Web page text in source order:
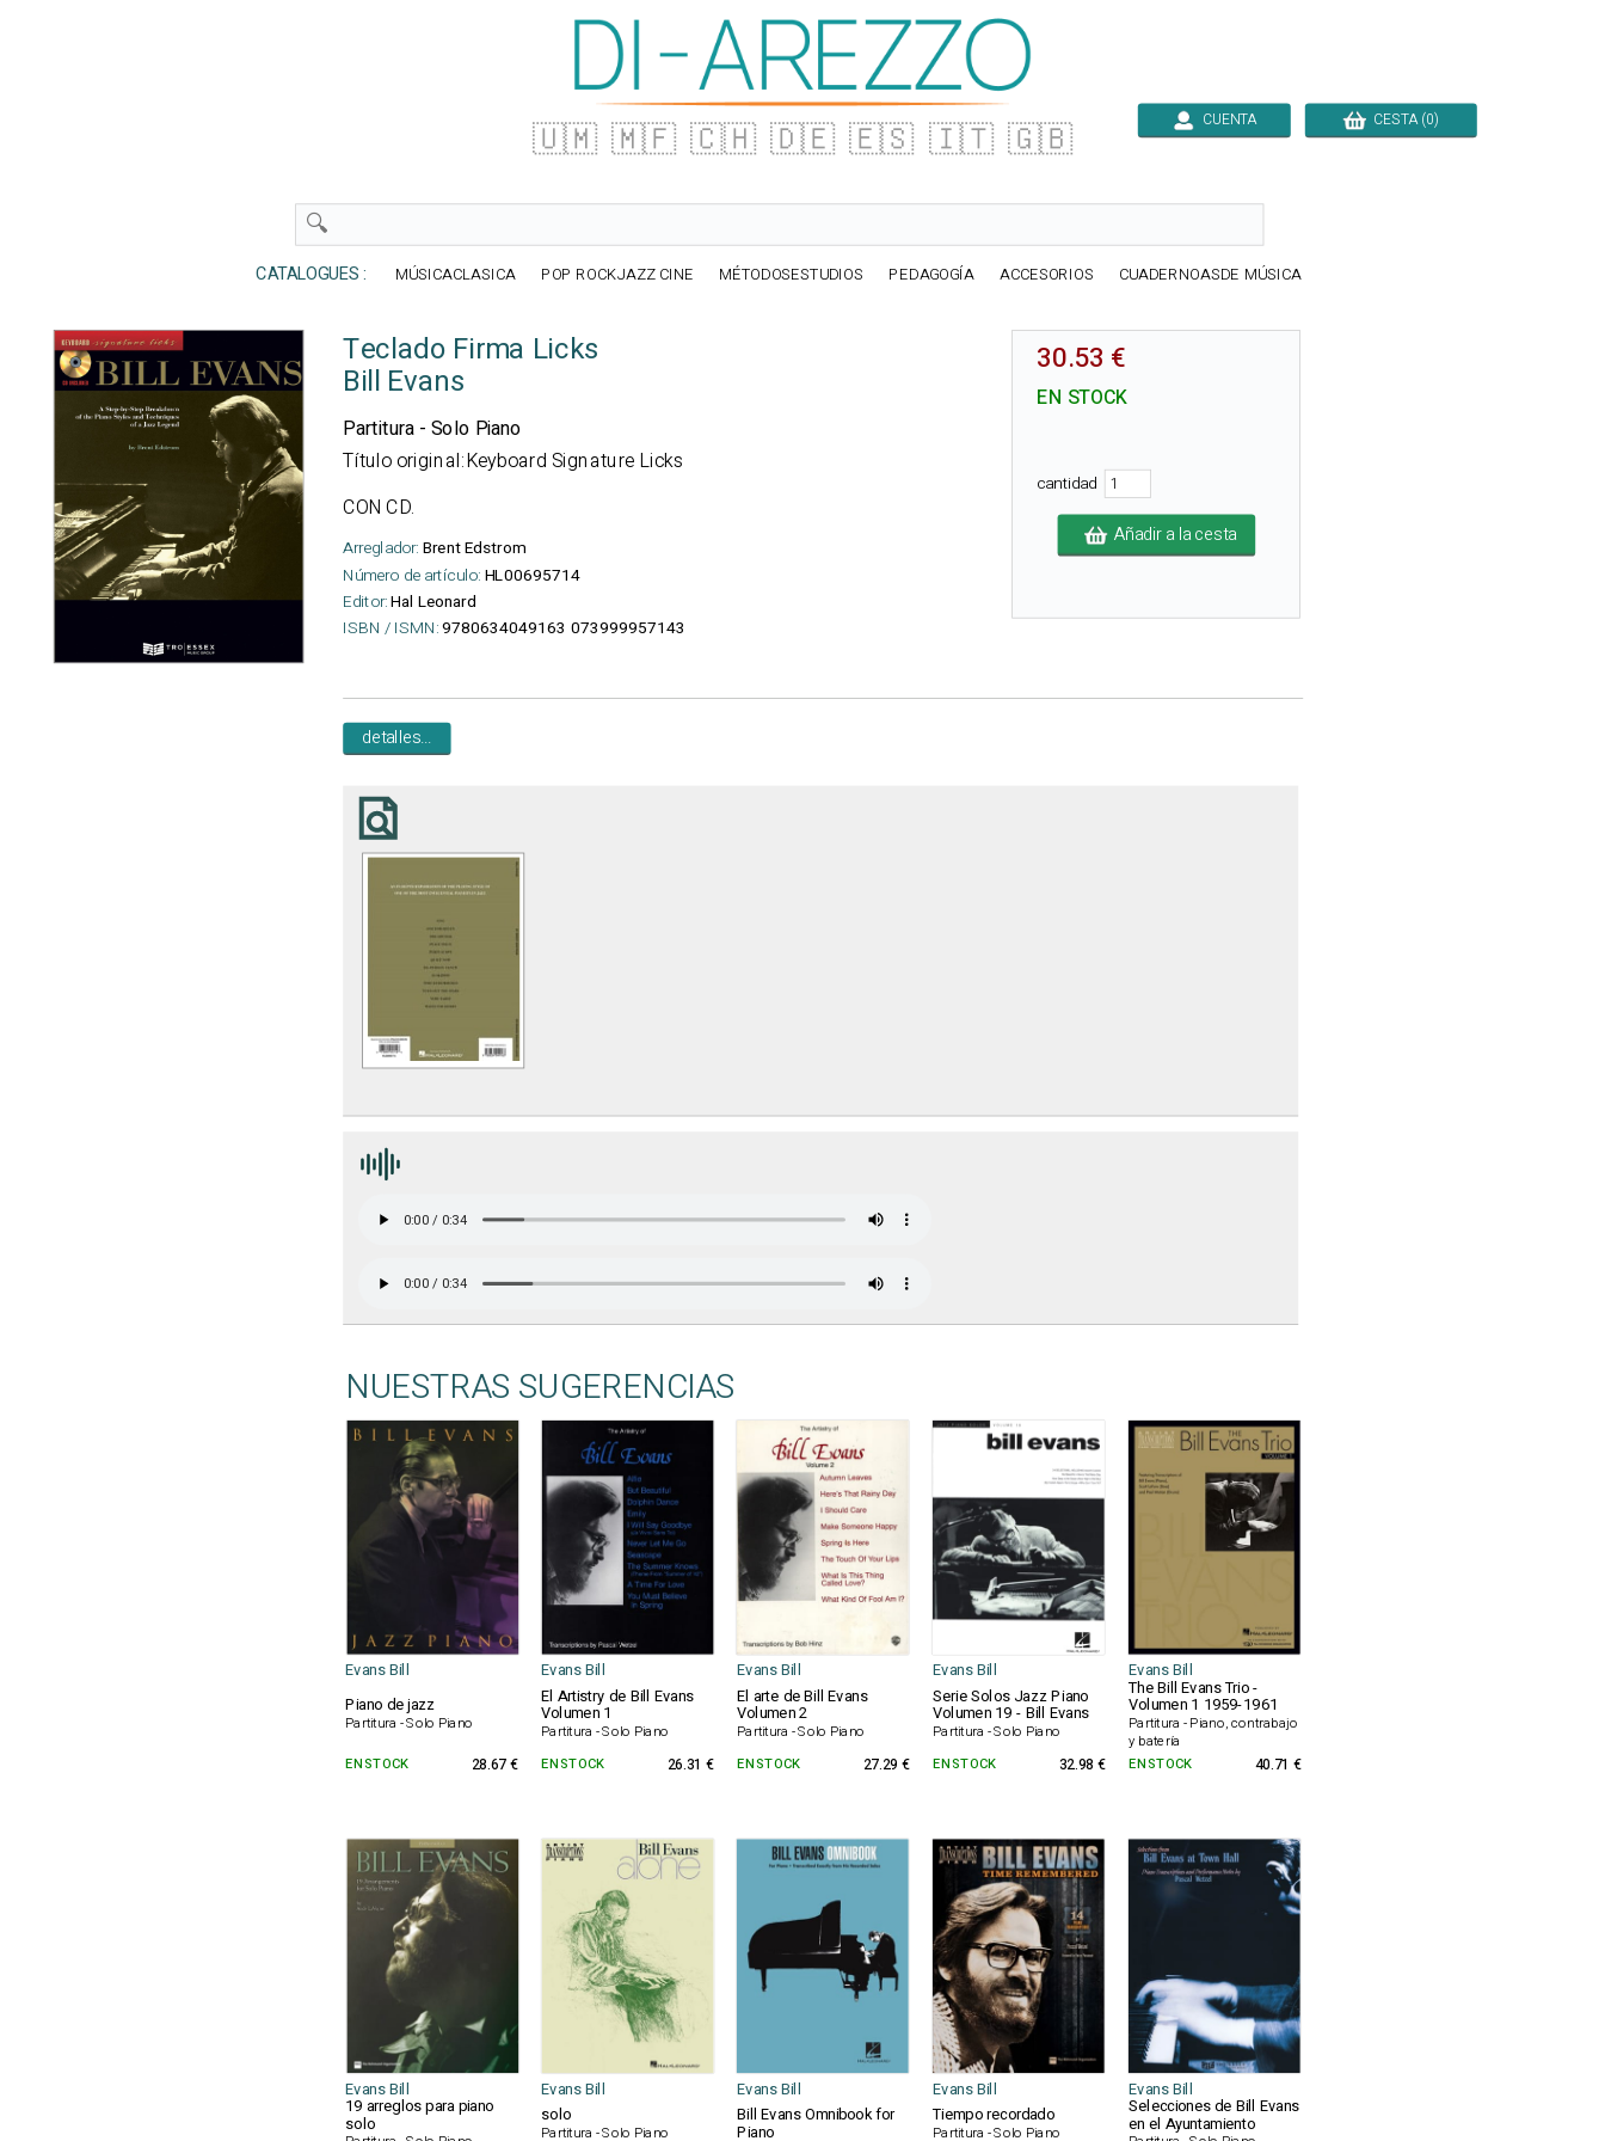
🇺🇲 🇲🇫 🇨🇭 🇩🇪 🇪🇸 🇮🇹 🇬🇧 CUENTA CESTA (0)
CATALOGUES : MÚSICACLASICA POP ROCKJAZZ CINE MÉTODOSESTUDIOS PEDAGOGÍA ACCESORIOS CUADERNOASDE MÚSICA
Teclado Firma Licks
Bill Evans
Partitura - Solo Piano
Título original:Keyboard Signature Licks
CON CD.
Arreglador: Brent Edstrom
Número de artículo: HL00695714
Editor:Hal Leonard
ISBN / ISMN:9780634049163 073999957143
30.53 €
EN STOCK
cantidad
Añadir a la cesta
detalles...
NUESTRAS SUGERENCIAS
Evans Bill Evans Bill Evans Bill Evans Bill Evans Bill
Piano de jazz
Partitura - Solo Piano
El Artistry de Bill Evans
Volumen 1
Partitura - Solo Piano
El arte de Bill Evans
Volumen 2
Partitura - Solo Piano
Serie Solos Jazz Piano
Volumen 19 - Bill Evans
Partitura - Solo Piano
The Bill Evans Trio -
Volumen 1 1959-1961
Partitura - Piano, contrabajo
y batería
EN STOCK 28.67 € EN STOCK 26.31 € EN STOCK 27.29 € EN STOCK 32.98 € EN STOCK 40.71 €
Evans Bill Evans Bill Evans Bill Evans Bill Evans Bill
19 arreglos para piano
solo solo
Partitura - Solo Piano
Bill Evans Omnibook for
Piano
Tiempo recordado
Partitura - Solo Piano
Selecciones de Bill Evans
en el Ayuntamiento